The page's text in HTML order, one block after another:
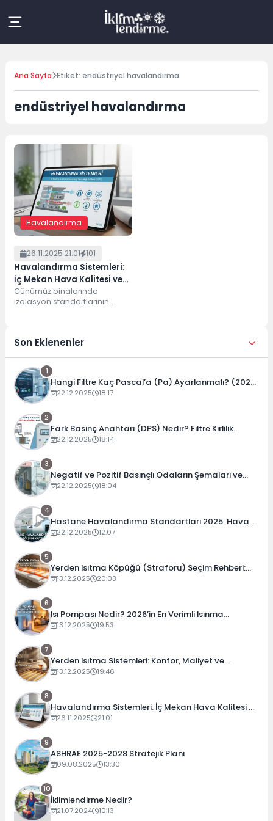
to
Ana Sayfa Etiket: endüstriyel havalandırma
endüstriyel havalandırma
Havalandırma
26.11.2025 21:01 101
Havalandırma Sistemleri:
İç Mekan Hava Kalitesi ve
Enerji Verimliliği Rehberi
(2025)
Günümüz binalarında
izolasyon standartlarının
engellemektedir. İşte bu...
Son Eklenenler
1
Hangi Filtre Kaç Pascal’a (Pa) Ayarlanmalı? (2026
Güncel Tablo)
22.12.2025 18:17
2
Fark Basınç Anahtarı (DPS) Nedir? Filtre Kirlilik
Alarmı Nasıl Ayarlanır?
22.12.2025 18:14
3
Negatif ve Pozitif Basınçlı Odaların Şemaları ve
Çalışma Prensipleri
22.12.2025 18:04
4
Hastane Havalandırma Standartları 2025: Hava
Değişim Katsayıları ve Basınç Dengeleri
22.12.2025 12:07
5
Yerden Isıtma Köpüğü (Straforu) Seçim Rehberi:
Folyolu mu, Karbonlu mu?
13.12.2025 20:03
6
Isı Pompası Nedir? 2026’in En Verimli Isınma
Teknolojisi
13.12.2025 19:53
7
Yerden Isıtma Sistemleri: Konfor, Maliyet ve
Verimlilik Rehberi
13.12.2025 19:46
8
Havalandırma Sistemleri: İç Mekan Hava Kalitesi ve
Enerji Verimliliği Rehberi (2025)
26.11.2025 21:01
9
ASHRAE 2025-2028 Stratejik Planı
09.08.2025 13:30
10
İklimlendirme Nedir?
21.07.2024 10:13